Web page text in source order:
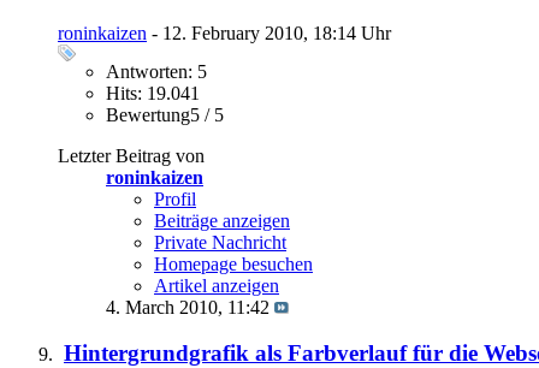
roninkaizen - 12. February 2010, 18:14 Uhr
Antworten: 5
Hits: 19.041
Bewertung5 / 5
Letzter Beitrag von
roninkaizen
Profil
Beiträge anzeigen
Private Nachricht
Homepage besuchen
Artikel anzeigen
4. March 2010, 11:42
Hintergrundgrafik als Farbverlauf für die